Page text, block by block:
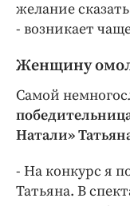
желание
- возникает
Женщину
Самой
Натали»
- На конкурс я
Татьяна. В